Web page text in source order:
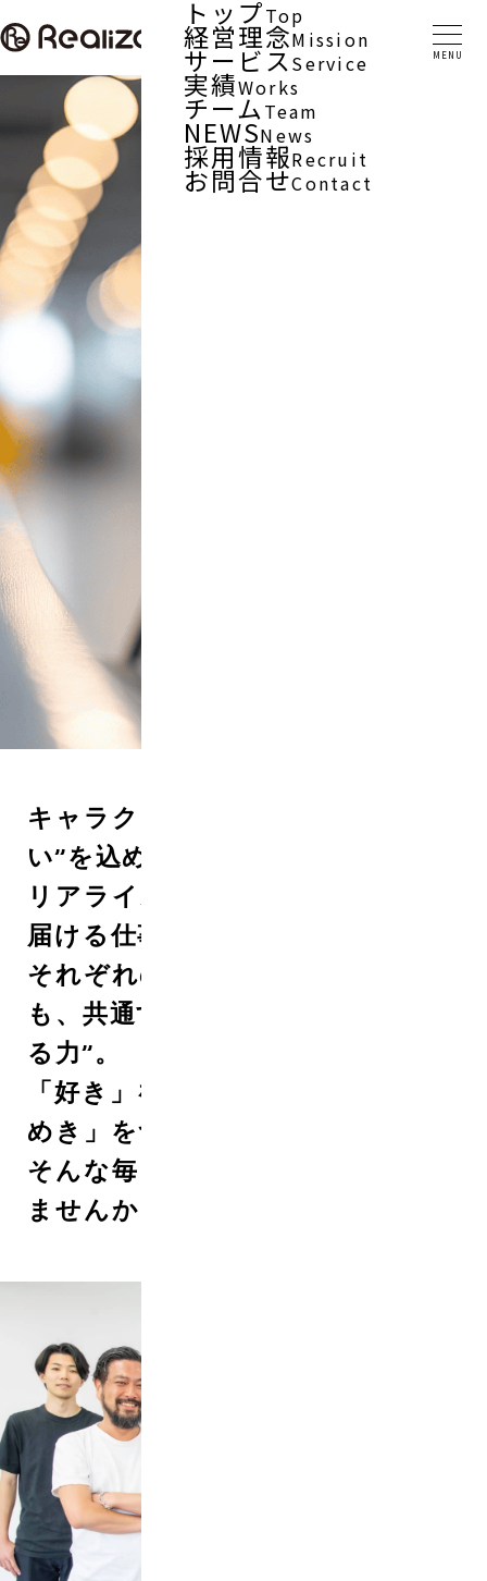
トップTop
経営理念Mission
サービスService
実績Works
チームTeam
NEWSNews
採用情報Recruit
お問合せContact
キャラクターやブランドに“想
い”を込めたグッズや体験。
リアライズは、それらを世の中に
届ける仕事をしています。
それぞれの職種の役割は多彩で
も、共通するのは“熱をカタチにす
る力”。
「好き」を仕事に。「誰かのとき
めき」をつくる。
そんな毎日を、ここで一緒に始め
ませんか？